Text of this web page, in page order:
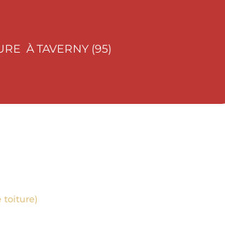
À TAVERNY (95)
toiture)